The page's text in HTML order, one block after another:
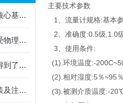
电磁热能表电磁流量计的核心基于法拉第电磁感应定律
电磁热能表电磁流量计不受物理参数影响
电磁流量计在工业生产中得到了广泛应用
天康旋进旋涡流量计的安装及注意事项
主要技术参数
1、流量计规格:基本
2、准确度:0.5级,1.0
3、使用条件:
(1).环境温度:-
(2).相对湿度:5％~95
(3).被测介质温度:-